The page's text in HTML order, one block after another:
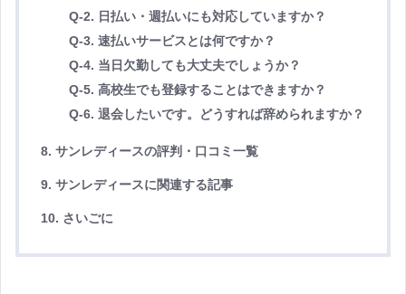
Q-2. 日払い・週払いにも対応していますか？
Q-3. 速払いサービスとは何ですか？
Q-4. 当日欠勤しても大丈夫でしょうか？
Q-5. 高校生でも登録することはできますか？
Q-6. 退会したいです。どうすれば辞められますか？
8. サンレディースの評判・口コミ一覧
9. サンレディースに関連する記事
10. さいごに